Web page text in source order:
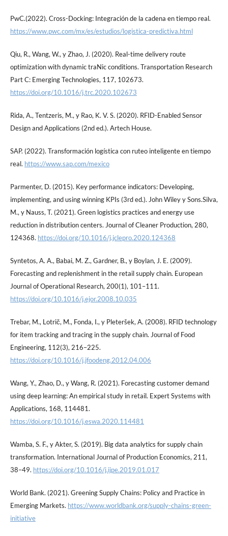
PwC.(2022). Cross-Docking: Integración de la cadena en tiempo real.
https://www.pwc.com/mx/es/estudios/logistica-predictiva.html
Qiu, R., Wang, W., y Zhao, J. (2020). Real-time delivery route
optimization with dynamic traNic conditions. Transportation Research
Part C: Emerging Technologies, 117, 102673.
https://doi.org/10.1016/j.trc.2020.102673
Rida, A., Tentzeris, M., y Rao, K. V. S. (2020). RFID-Enabled Sensor
Design and Applications (2nd ed.). Artech House.
SAP. (2022). Transformación logística con ruteo inteligente en tiempo
real. https://www.sap.com/mexico
Parmenter, D. (2015). Key performance indicators: Developing,
implementing, and using winning KPIs (3rd ed.). John Wiley y Sons.Silva,
M., y Nauss, T. (2021). Green logistics practices and energy use
reduction in distribution centers. Journal of Cleaner Production, 280,
124368. https://doi.org/10.1016/j.jclepro.2020.124368
Syntetos, A. A., Babai, M. Z., Gardner, B., y Boylan, J. E. (2009).
Forecasting and replenishment in the retail supply chain. European
Journal of Operational Research, 200(1), 101–111.
https://doi.org/10.1016/j.ejor.2008.10.035
Trebar, M., Lotrič, M., Fonda, I., y Pleteršek, A. (2008). RFID technology
for item tracking and tracing in the supply chain. Journal of Food
Engineering, 112(3), 216–225.
https://doi.org/10.1016/j.jfoodeng.2012.04.006
Wang, Y., Zhao, D., y Wang, R. (2021). Forecasting customer demand
using deep learning: An empirical study in retail. Expert Systems with
Applications, 168, 114481.
https://doi.org/10.1016/j.eswa.2020.114481
Wamba, S. F., y Akter, S. (2019). Big data analytics for supply chain
transformation. International Journal of Production Economics, 211,
38–49. https://doi.org/10.1016/j.ijpe.2019.01.017
World Bank. (2021). Greening Supply Chains: Policy and Practice in
Emerging Markets. https://www.worldbank.org/supply-chains-green-
initiative